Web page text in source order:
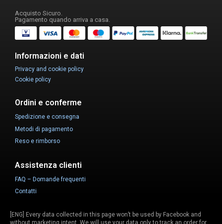
Acquisto Sicuro.
Pagamento quando arriva a casa.
Informazioni e dati
Privacy and cookie policy
Cookie policy
Ordini e conferme
Spedizione e consegna
Metodi di pagamento
Reso e rimborso
Assistenza clienti
FAQ – Domande frequenti
Contatti
[ENG] Every data collected in this page won’t be used by Facebook and